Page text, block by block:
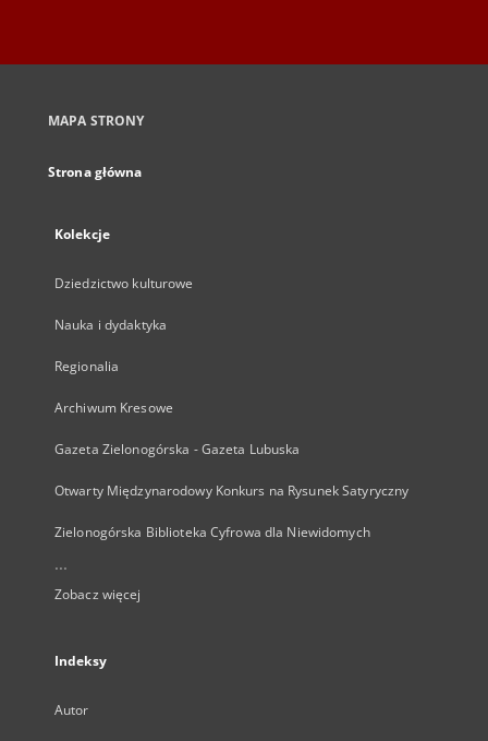
MAPA STRONY
Strona główna
Kolekcje
Dziedzictwo kulturowe
Nauka i dydaktyka
Regionalia
Archiwum Kresowe
Gazeta Zielonogórska - Gazeta Lubuska
Otwarty Międzynarodowy Konkurs na Rysunek Satyryczny
Zielonogórska Biblioteka Cyfrowa dla Niewidomych
...
Zobacz więcej
Indeksy
Autor